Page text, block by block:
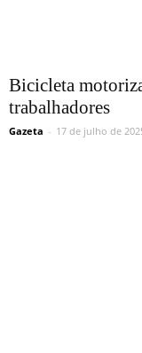
Bicicleta
trabalhadores
Gazeta - 17 de julho de